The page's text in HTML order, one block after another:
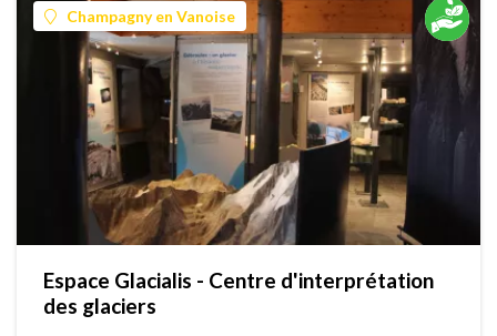
Champagny en Vanoise
Espace Glacialis - Centre d'interprétation
des glaciers